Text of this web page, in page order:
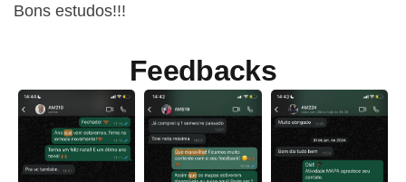
Bons estudos!!!
Feedbacks